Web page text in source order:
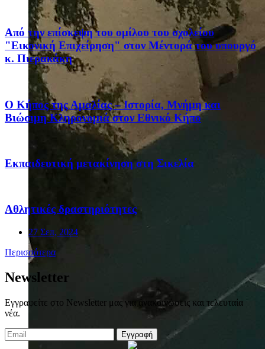
Από την επίσκεψη του ομίλου του σχολείου
"Εικονική Επιχείρηση" στον Μέντορά του υπουργό
κ. Πιερακάκη
Ο Κήπος της Αμαλίας – Ιστορία, Μνήμη και
Βιώσιμη Κληρονομιά στον Εθνικό Κήπο
Eκπαιδευτική μετακίνηση στη Σικελία
Αθλητικές δραστηριότητες
27 Σεπ, 2024
Περισσότερα
Newsletter
Εγγραφείτε στο Newsletter μας για ανακοινώσεις και τελευταία
νέα.
Εγγραφή